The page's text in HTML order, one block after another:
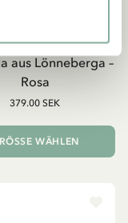
aus Lönneberga –
Rosa
AUS LÖNNEBERGA
379.00 SEK
WÄHLEN